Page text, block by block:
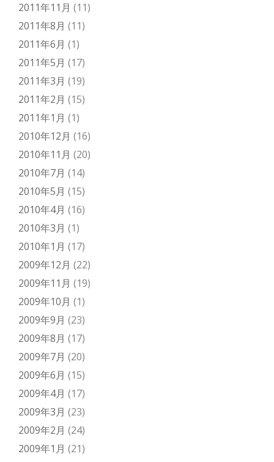
2011年11月 (11)
2011年8月 (11)
2011年6月 (1)
2011年5月 (17)
2011年3月 (19)
2011年2月 (15)
2011年1月 (1)
2010年12月 (16)
2010年11月 (20)
2010年7月 (14)
2010年5月 (15)
2010年4月 (16)
2010年3月 (1)
2010年1月 (17)
2009年12月 (22)
2009年11月 (19)
2009年10月 (1)
2009年9月 (23)
2009年8月 (17)
2009年7月 (20)
2009年6月 (15)
2009年4月 (17)
2009年3月 (23)
2009年2月 (24)
2009年1月 (21)